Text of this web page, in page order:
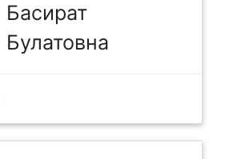
Басират
Булатовна